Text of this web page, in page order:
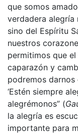
que somos
verdadera alegría
sino del Espíritu
nuestros
permitimos que
caparazón y
podremos darnos
‘Estén siempre
alegrémonos” (
la alegría es
importante para